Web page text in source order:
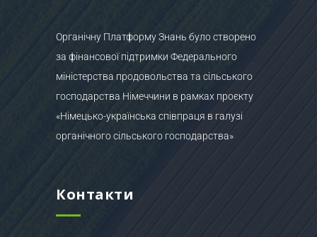
Органічну Платформу Знань було створено
за фінансової підтримки Федерального
міністерства продовольства та сільського
господарства Німеччини в рамках проєкту
«Німецько-українська співпраця в галузі
органічного сільського господарства»
Контакти